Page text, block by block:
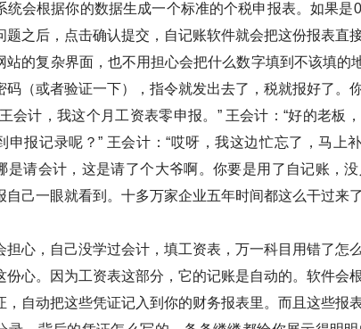
统会根据你的数据生成一个标准的个税申报表。如果是
题之后，点击确认提交，自记账软件就会把这份报表直
站的复杂界面，也不用担心会把什么数字填到不该填的
码（或者验证一下），指令就发出去了，税就报好了。
会计，我这个月工资表零申报。” 王会计：“好的老板
申报记录呢？” 王会计：“哎呀，我这边忙忘了，马上
是请会计，这是请了个大爷啊。你要是用了自记账，
自己一眼就看到。十多万家企业五年时间都这么干过来
担心，自己没学过会计，填工资表，万一科目用错了怎
份心。因为工资表这部分，它的记账是自动的。软件会
，自动把这些凭证记入到你的财务报表里。而且这些报